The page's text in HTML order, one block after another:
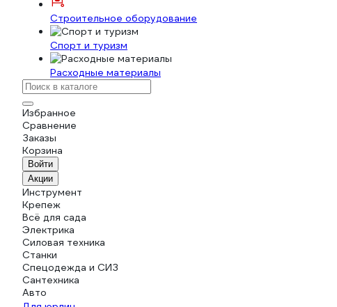
Строительное оборудование
Спорт и туризм
Расходные материалы
Избранное
Сравнение
Заказы
Корзина
Войти
Акции
Инструмент
Крепеж
Всё для сада
Электрика
Силовая техника
Станки
Спецодежда и СИЗ
Сантехника
Авто